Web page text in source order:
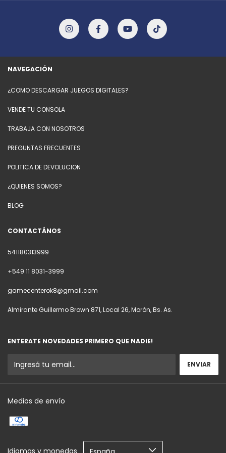
NAVEGACIÓN
¿COMO DESCARGAR JUEGOS DIGITALES?
VENDE TU CONSOLA
TRABAJA CON NOSOTROS
PREGUNTAS FRECUENTES
POLITICA DE DEVOLUCION
¿QUIENES SOMOS?
BLOG
CONTACTÁNOS
541180313999
+549 11 8031-3999
gamecenterok8@gmail.com
Almirante Guillermo Brown 871, Local 26, Morón, Bs. As.
ENTERATE NOVEDADES PRIMERO QUE NADIE!
Medios de envío